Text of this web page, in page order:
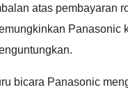
atas pembayaran
Panasonic
bicara Panasonic